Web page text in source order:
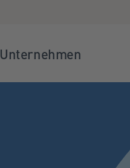
Unternehmen